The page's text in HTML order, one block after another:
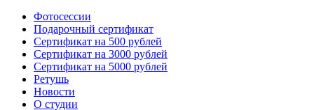
Фотосессии
Подарочный сертификат
Сертификат на 500 рублей
Сертификат на 3000 рублей
Сертификат на 5000 рублей
Ретушь
Новости
О студии